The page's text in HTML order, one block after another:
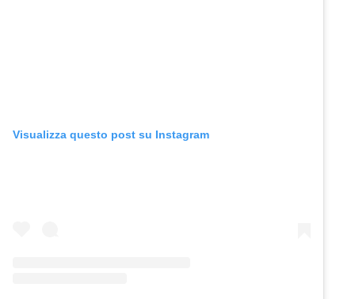
Visualizza questo post su Instagram